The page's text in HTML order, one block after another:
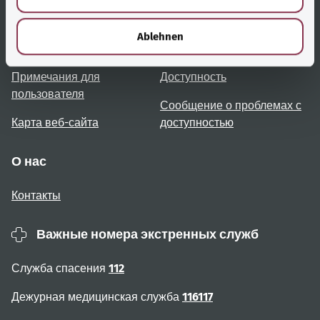
Ablehnen
Полезные ссылки
Обзор тем
Примечания для
пользователя
Карта веб-сайта
Услуги
Доступность
Сообщение о проблемах с
доступностью
О нас
Контакты
Важные номера экстренных служб
Служба спасения 112
Дежурная медицинская служба 116117